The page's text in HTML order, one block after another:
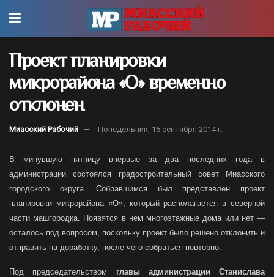
Проект планировки
микрорайона «О» временно
отклонен
Миасский Рабочий Понедельник, 15 сентября 2014 г.
В минувшую пятницу впервые за два последних года в
администрации состоялся градостроительный совет Миасского
городского округа. Собравшимся был представлен проект
планировки микрорайона «О», который располагается в северной
части машгородка. Появятся в нем многоэтажные дома или нет —
осталось под вопросом, поскольку проект было решено отклонить и
отправить на доработку, после чего собраться повторно.
Под председательством главы администрации Станислава